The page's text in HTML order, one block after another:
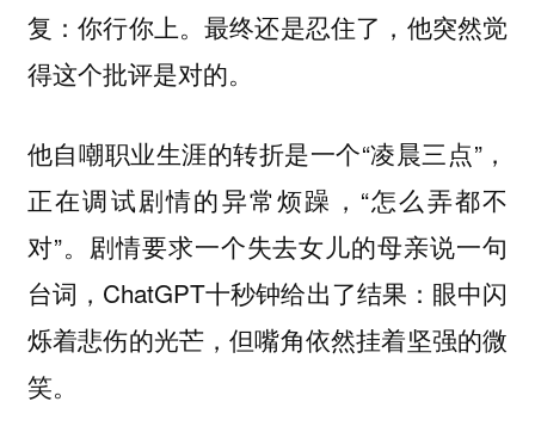
复：你行你上。最终还是忍住了，他突然觉
得这个批评是对的。
他自嘲职业生涯的转折是一个“凌晨三点”，
正在调试剧情的异常烦躁，“怎么弄都不
对”。剧情要求一个失去女儿的母亲说一句
台词，ChatGPT十秒钟给出了结果：眼中闪
烁着悲伤的光芒，但嘴角依然挂着坚强的微
笑。